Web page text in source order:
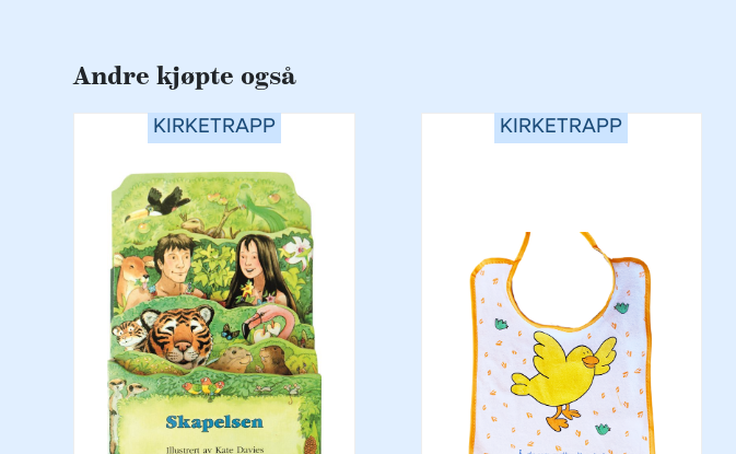
Andre kjøpte også
KIRKETRAPP KIRKETRAPP